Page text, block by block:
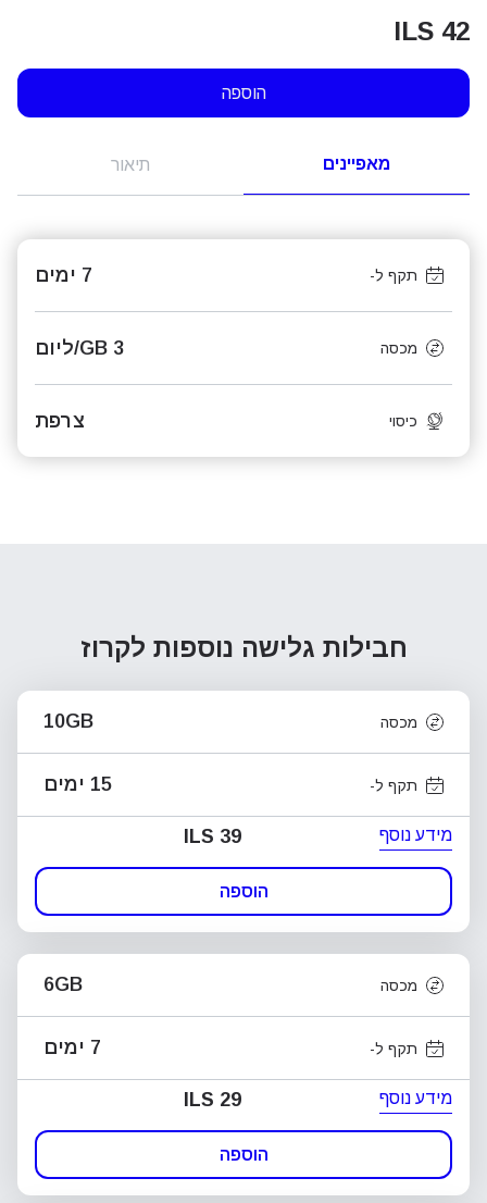
ILS 42
הוספה
מאפיינים תיאור
תקף ל- 7 ימים
מכסה 3 GB/ליום
כיסוי צרפת
חבילות גלישה נוספות לקרוז
מכסה 10GB
תקף ל- 15 ימים
מידע נוסף ILS 39
הוספה
מכסה 6GB
תקף ל- 7 ימים
מידע נוסף ILS 29
הוספה